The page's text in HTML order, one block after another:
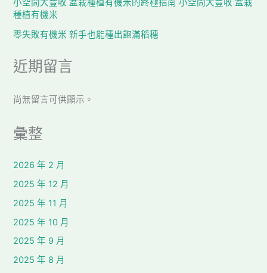
種植有機米
零失敗有機米 新手也能種出飽滿稻穗
近期留言
尚無留言可供顯示。
彙整
2026 年 2 月
2025 年 12 月
2025 年 11 月
2025 年 10 月
2025 年 9 月
2025 年 8 月